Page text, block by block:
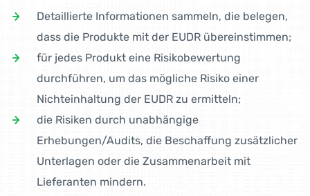
Detaillierte Informationen sammeln, die belegen,
dass die Produkte mit der EUDR übereinstimmen;
für jedes Produkt eine Risikobewertung
durchführen, um das mögliche Risiko einer
Nichteinhaltung der EUDR zu ermitteln;
die Risiken durch unabhängige
Erhebungen/Audits, die Beschaffung zusätzlicher
Unterlagen oder die Zusammenarbeit mit
Lieferanten mindern.